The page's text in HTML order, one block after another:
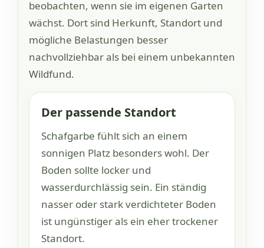
beobachten, wenn sie im eigenen Garten
wächst. Dort sind Herkunft, Standort und
mögliche Belastungen besser
nachvollziehbar als bei einem unbekannten
Wildfund.
Der passende Standort
Schafgarbe fühlt sich an einem
sonnigen Platz besonders wohl. Der
Boden sollte locker und
wasserdurchlässig sein. Ein ständig
nasser oder stark verdichteter Boden
ist ungünstiger als ein eher trockener
Standort.